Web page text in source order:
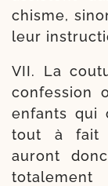
chisme,
leur
VII. La
confes­sion
enfants qui
tout à fait
auront